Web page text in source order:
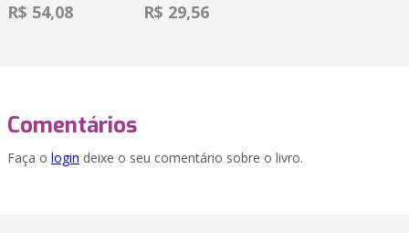
R$ 54,08 R$ 29,56
Comentários
Faça o login deixe o seu comentário sobre o livro.